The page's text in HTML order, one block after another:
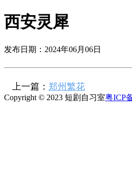
西安灵犀
发布日期：2024年06月06日
上一篇： 郑州繁花
Copyright © 2023 短剧自习室粤ICP